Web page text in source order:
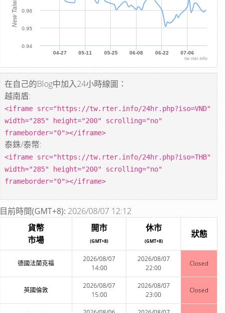
04-27 05-11 05-25 06-08 06-22 07-06
0.94
0.95
0.96
tw.rter.info
在自己的Blog中加入24小時線圖：
越南盾:
<iframe src="https://tw.rter.info/24hr.php?iso=VND"
width="285" height="200" scrolling="no"
frameborder="0"></iframe>
泰銖/泰幣:
<iframe src="https://tw.rter.info/24hr.php?iso=THB"
width="285" height="200" scrolling="no"
frameborder="0"></iframe>
目前時間(GMT+8): 2026/08/07 12:12
貨幣
市場
開市
(GMT+8)
休市
(GMT+8)
狀態
德國法蘭克福
2026/08/07
14:00
2026/08/07
22:00
Closed
英國倫敦
2026/08/07
15:00
2026/08/07
23:00
Closed